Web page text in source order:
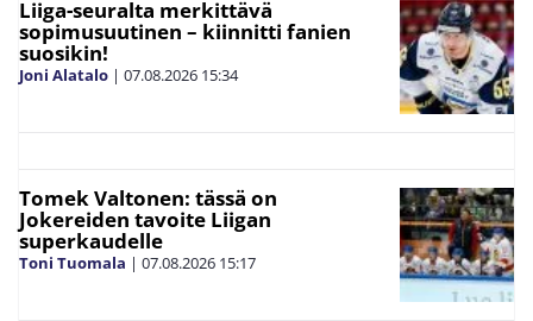
Liiga-seuralta merkittävä
sopimusuutinen – kiinnitti fanien
suosikin!
Joni Alatalo | 07.08.2026 15:34
Tomek Valtonen: tässä on
Jokereiden tavoite Liigan
superkaudelle
Toni Tuomala | 07.08.2026 15:17